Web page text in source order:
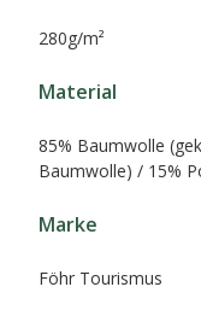
280g/m²
Material
85% Baumwolle
Baumwolle) / 15%
Marke
Föhr Tourismus